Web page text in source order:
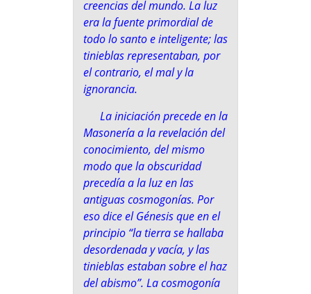
creencias del mundo. La luz
era la fuente primordial de
todo lo santo e inteligente; las
tinieblas representaban, por
el contrario, el mal y la
ignorancia.
La iniciación precede en la
Masonería a la revelación del
conocimiento, del mismo
modo que la obscuridad
precedía a la luz en las
antiguas cosmogonías. Por
eso dice el Génesis que en el
principio “la tierra se hallaba
desordenada y vacía, y las
tinieblas estaban sobre el haz
del abismo”. La cosmogonía